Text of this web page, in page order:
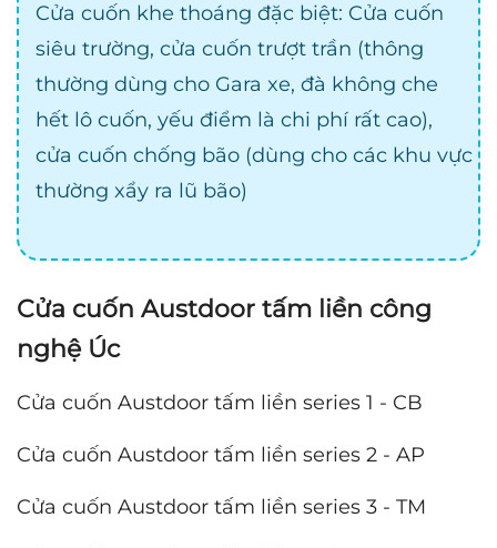
Cửa cuốn khe thoáng đặc biệt: Cửa cuốn
siêu trường, cửa cuốn trượt trần (thông
thường dùng cho Gara xe, đà không che
hết lô cuốn, yếu điểm là chi phí rất cao),
cửa cuốn chống bão (dùng cho các khu vực
thường xẩy ra lũ bão)
Cửa cuốn Austdoor tấm liền công
nghệ Úc
Cửa cuốn Austdoor tấm liền series 1 - CB
Cửa cuốn Austdoor tấm liền series 2 - AP
Cửa cuốn Austdoor tấm liền series 3 - TM